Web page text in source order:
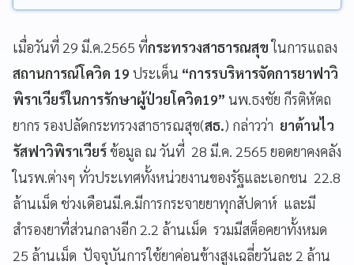
เมื่อวันที่ 29 มี.ค.2565 ที่กระทรวงสาธารณสุขในการแถลง
สถานการณ์โควิด 19 ประเด็น “การรบริหารจัดการยาฟาวิ
พิราเวียร์ในการรักษาผู้ป่วยโควิด19” นพ.ธงชัย กีรติหัตถ
ยากร รองปลัดกระทรวงสาธารณสุข(สธ.) กล่าวว่า ยาต้านไว
รัสฟาวิพิราเวียร์ข้อมูล ณ วันที่ 28 มี.ค. 2565 ยอดยาคงคลัง
ในรพ.ต่างๆ ทั่วประเทศทั้งหน่วยงานของรัฐและเอกชน 22.8
ล้านเม็ด ช่วงเดือนมี.ค.มีการกระจายยาทุกสัปดาห์ และมี
สำรองยาที่ส่วนกลางอีก 2.2 ล้านเม็ด รวมมีสต็อคยาทั้งหมด
25 ล้านเม็ด ปัจจุบันการใช้ยาค่อนข้างสูงเฉลี่ยวันละ 2 ล้าน